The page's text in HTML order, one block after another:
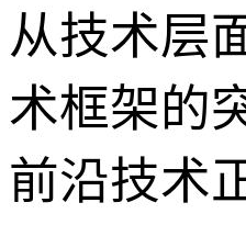
从技术层
术框架的
前沿技术